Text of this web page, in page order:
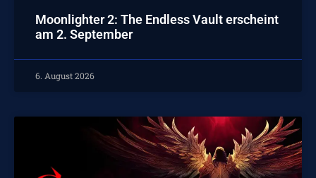
Moonlighter 2: The Endless Vault erscheint
am 2. September
6. August 2026